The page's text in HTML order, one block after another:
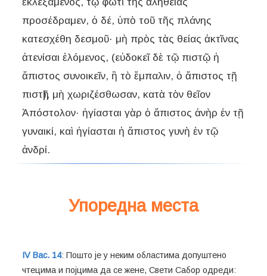
προσέδραμεν, ὁ δέ, ὑπὸ τοῦ τῆς πλάνης
κατεσχέθη δεσμοῦ· μὴ πρὸς τὰς θείας ἀκτῖνας
ἀτενίσαι ἑλόμενος, (εὐδοκεῖ δὲ τῷ πιστῷ ἡ
ἄπιστος συνοικεῖν, ἢ τὸ ἔμπαλιν, ὁ ἄπιστος τῇ
πιστῇ), μὴ χωριζέσθωσαν, κατὰ τὸν θεῖον
Ἀπόστολον· ἡγίασται γὰρ ὁ ἄπιστος ἀνὴρ ἐν τῇ
γυναικί, καὶ ἡγίασται ἡ ἄπιστος γυνὴ ἐν τῷ
ἀνδρί.
Упоредна места
IV Вас. 14: Пошто је у неким областима допуштено
чтецима и појцима да се жене, Свети Сабор одреди: